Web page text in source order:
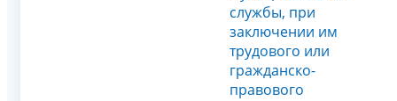
службы, при
заключении им
трудового или
гражданско-
правового